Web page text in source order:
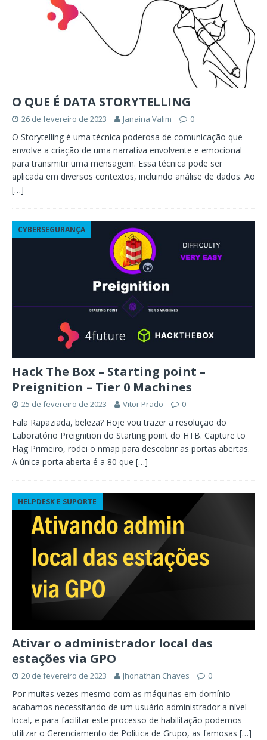
O QUE É DATA STORYTELLING
26 de fevereiro de 2023 Janaina Valim 0
O Storytelling é uma técnica poderosa de comunicação que
envolve a criação de uma narrativa envolvente e emocional
para transmitir uma mensagem. Essa técnica pode ser
aplicada em diversos contextos, incluindo análise de dados. Ao
[…]
CYBERSEGURANÇA
Hack The Box – Starting point –
Preignition – Tier 0 Machines
25 de fevereiro de 2023 Vitor Prado 0
Fala Rapaziada, beleza? Hoje vou trazer a resolução do
Laboratório Preignition do Starting point do HTB. Capture to
Flag Primeiro, rodei o nmap para descobrir as portas abertas.
A única porta aberta é a 80 que […]
HELPDESK E SUPORTE
Ativar o administrador local das
estações via GPO
20 de fevereiro de 2023 Jhonathan Chaves 0
Por muitas vezes mesmo com as máquinas em domínio
acabamos necessitando de um usuário administrador a nível
local, e para facilitar este processo de habilitação podemos
utilizar o Gerenciamento de Política de Grupo, as famosas […]